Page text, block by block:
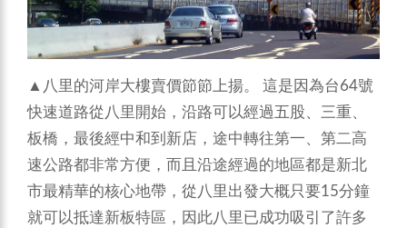
▲八里的河岸大樓賣價節節上揚。 這是因為台64號
快速道路從八里開始，沿路可以經過五股、三重、
板橋，最後經中和到新店，途中轉往第一、第二高
速公路都非常方便，而且沿途經過的地區都是新北
市最精華的核心地帶，從八里出發大概只要15分鐘
就可以抵達新板特區，因此八里已成功吸引了許多